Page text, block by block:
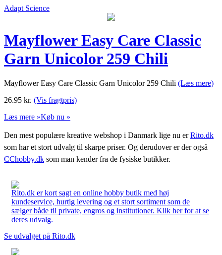
Adapt Science
Mayflower Easy Care Classic
Garn Unicolor 259 Chili
Mayflower Easy Care Classic Garn Unicolor 259 Chili (Læs mere)
26.95 kr. (Vis fragtpris)
Læs mere »Køb nu »
Den mest populære kreative webshop i Danmark lige nu erRito.dk
som har et stort udvalg til skarpe priser. Og derudover er der også
CChobby.dk som man kender fra de fysiske butikker.
Rito.dk er kort sagt en online hobby butik med høj
kundeservice, hurtig levering og et stort sortiment som de
sælger både til private, engros og institutioner. Klik her for at se
deres udvalg.
Se udvalget på Rito.dk